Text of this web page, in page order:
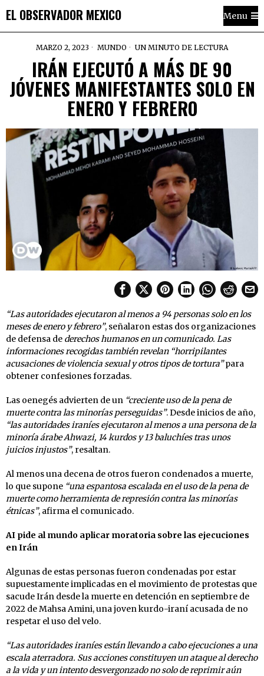
EL OBSERVADOR MEXICO Menu
MARZO 2, 2023 MUNDO UN MINUTO DE LECTURA
IRÁN EJECUTÓ A MÁS DE 90
JÓVENES MANIFESTANTES SOLO EN
ENERO Y FEBRERO
“Las autoridades ejecutaron al menos a 94 personas solo en los
meses de enero y febrero”, señalaron estas dos organizaciones
de defensa de derechos humanos en un comunicado. Las
informaciones recogidas también revelan “horripilantes
acusaciones de violencia sexual y otros tipos de tortura”para
obtener confesiones forzadas.
Las oenegés advierten de un “creciente uso de la pena de
muerte contra las minorías perseguidas”. Desde inicios de año,
“las autoridades iraníes ejecutaron al menos a una persona de la
minoría árabe Ahwazi, 14 kurdos y 13 baluchíes tras unos
juicios injustos”, resaltan.
Al menos una decena de otros fueron condenados a muerte,
lo que supone “una espantosa escalada en el uso de la pena de
muerte como herramienta de represión contra las minorías
étnicas”, afirma el comunicado.
AI pide al mundo aplicar moratoria sobre las ejecuciones
en Irán
Algunas de estas personas fueron condenadas por estar
supuestamente implicadas en el movimiento de protestas que
sacude Irán desde la muerte en detención en septiembre de
2022 de Mahsa Amini, una joven kurdo-iraní acusada de no
respetar el uso del velo.
“Las autoridades iraníes están llevando a cabo ejecuciones a una
escala aterradora. Sus acciones constituyen un ataque al derecho
a la vida y un intento desvergonzado no solo de reprimir aún